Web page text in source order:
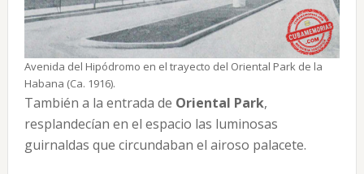
Avenida del Hipódromo en el trayecto del Oriental Park de la
Habana (Ca. 1916).
También a la entrada de Oriental Park,
resplandecían en el espacio las luminosas
guirnaldas que circundaban el airoso palacete.